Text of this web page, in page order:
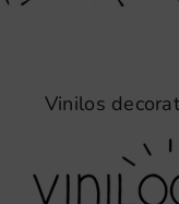
Vinilos